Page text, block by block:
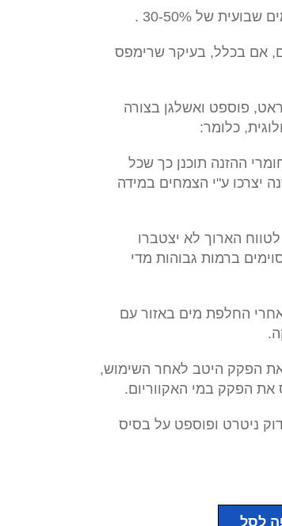
של 30-50% .
אם בכלל, בעיקר שרימפס
פוספט ואשלגן בצורה
כלומר:
ההזנה תוכנן כך שכל
יצרכו ע"י הצמחים במידה
הארוך לא יצטברו
ברמות גבוהות מדי
החלפת מים באזור עם
את הפקק היטב לאחר השימוש,
את הפקק במי האקווריום.
ניטרט ופוספט על בסיס
לסל